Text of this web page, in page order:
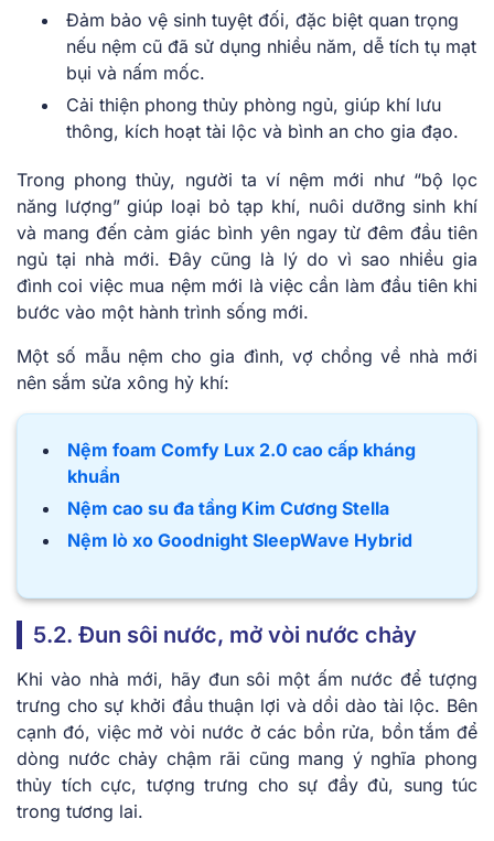
Đảm bảo vệ sinh tuyệt đối, đặc biệt quan trọng
nếu nệm cũ đã sử dụng nhiều năm, dễ tích tụ mạt
bụi và nấm mốc.
Cải thiện phong thủy phòng ngủ, giúp khí lưu
thông, kích hoạt tài lộc và bình an cho gia đạo.
Trong phong thủy, người ta ví nệm mới như “bộ lọc
năng lượng” giúp loại bỏ tạp khí, nuôi dưỡng sinh khí
và mang đến cảm giác bình yên ngay từ đêm đầu tiên
ngủ tại nhà mới. Đây cũng là lý do vì sao nhiều gia
đình coi việc mua nệm mới là việc cần làm đầu tiên khi
bước vào một hành trình sống mới.
Một số mẫu nệm cho gia đình, vợ chồng về nhà mới
nên sắm sửa xông hỷ khí:
Nệm foam Comfy Lux 2.0 cao cấp kháng
khuẩn
Nệm cao su đa tầng Kim Cương Stella
Nệm lò xo Goodnight SleepWave Hybrid
5.2. Đun sôi nước, mở vòi nước chảy
Khi vào nhà mới, hãy đun sôi một ấm nước để tượng
trưng cho sự khởi đầu thuận lợi và dồi dào tài lộc. Bên
cạnh đó, việc mở vòi nước ở các bồn rửa, bồn tắm để
dòng nước chảy chậm rãi cũng mang ý nghĩa phong
thủy tích cực, tượng trưng cho sự đầy đủ, sung túc
trong tương lai.